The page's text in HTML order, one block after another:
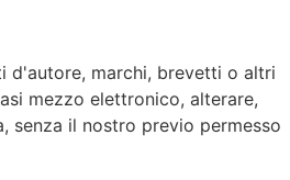
d'autore, marchi, brevetti o altri
mezzo elettronico, alterare,
senza il nostro previo permesso